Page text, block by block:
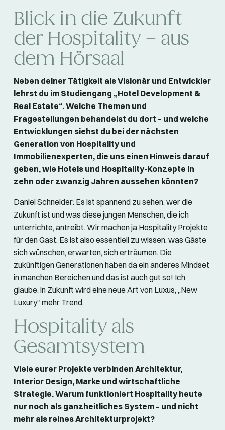
Blick in die Zukunft
der Hospitality – aus
dem Hörsaal
Neben deiner Tätigkeit als Visionär und Entwickler
lehrst du im Studiengang „Hotel Development &
Real Estate“. Welche Themen und
Fragestellungen behandelst du dort – und welche
Entwicklungen siehst du bei der nächsten
Generation von Hospitality und
Immobilienexperten, die uns einen Hinweis darauf
geben, wie Hotels und Hospitality-Konzepte in
zehn oder zwanzig Jahren aussehen könnten?
Daniel Schneider: Es ist spannend zu sehen, wer die
Zukunft ist und was diese jungen Menschen, die ich
unterrichte, antreibt. Wir machen ja Hospitality Projekte
für den Gast. Es ist also essentiell zu wissen, was Gäste
sich wünschen, erwarten, sich erträumen. Die
zukünftigen Generationen haben da ein anderes Mindset
in manchen Bereichen und das ist auch gut so! Ich
glaube, in Zukunft wird eine neue Art von Luxus, „New
Luxury“ mehr Trend.
Hospitality als
Gesamtsystem
Viele eurer Projekte verbinden Architektur,
Interior Design, Marke und wirtschaftliche
Strategie. Warum funktioniert Hospitality heute
nur noch als ganzheitliches System – und nicht
mehr als reines Architekturprojekt?